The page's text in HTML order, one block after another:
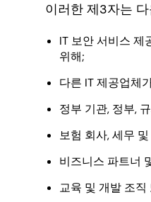
이러한 제3자는
IT 보안 서비스 제
위해;
다른 IT 제공업체
정부 기관, 정부,
보험 회사, 세무
비즈니스 파트너
교육 및 개발 조직